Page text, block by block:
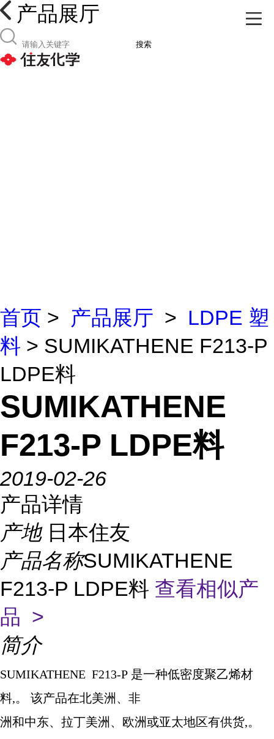
产品展厅
搜索
首页 > 产品展厅 > LDPE 塑
料 > SUMIKATHENE F213-P
LDPE料
SUMIKATHENE
F213-P LDPE料
2019-02-26
产品详情
产地 日本住友
产品名称SUMIKATHENE
F213-P LDPE料 查看相似产
品 >
简介
SUMIKATHENE F213-P 是一种低密度聚乙烯材
料,。 该产品在北美洲、非
洲和中东、拉丁美洲、欧洲或亚太地区有供货,。